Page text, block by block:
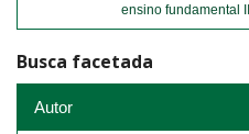
ensino fundamental II
Busca facetada
Autor